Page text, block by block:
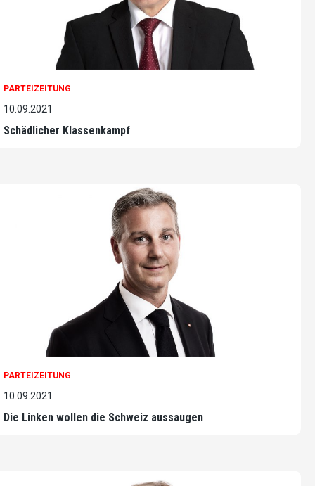
PARTEIZEITUNG
10.09.2021
Schädlicher Klassenkampf
PARTEIZEITUNG
10.09.2021
Die Linken wollen die Schweiz aussaugen